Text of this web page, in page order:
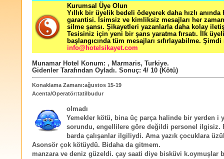
Kurumsal Üye Olun
Yıllık bir üyelik bedeli ödeyerek daha hızlı
garantisi. İsimsiz ve kimliksiz mesajları her zaman
silme şansı. Şikayetleri yazanlarla daha kolay
Tesisiniz için yeni bir şans yaratma fırsatı. İlk
başlangıcında tüm mesajları sıfırlayabilme. Şimdi
info@hotelsikayet.com
Munamar Hotel Konum: , Marmaris, Turkiye.
Gidenler Tarafından Oyladı. Sonuç: 4/ 10 (Kötü)
Konaklama Zamanı:ağustos 15-19
Acenta/Operatör:tatilbudur
olmadı
Yemekler kötü, bina üç parça halinde bir yerden i
sorundu, engellilere göre değildi personel ilgisiz.
barda çalışanlar ilgiliydi. Ama yazık çocuklara
Asonsör çok kötüydü. Bidaha da gitmem.
manzara ve deniz güzeldi. çay saati diye bisküvi k.oymuşlar